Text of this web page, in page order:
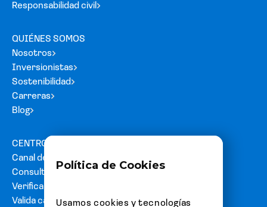
Responsabilidad civil
QUIÉNES SOMOS
Nosotros
Inversionistas
Sostenibilidad
Carreras
Blog
CENTRO DE AYUDA
Canal de denuncias
Consultas y reclamos
Verifica tu carta fianza
Valida cartas de acreditación
Política de Cookies
Usamos cookies y tecnologías